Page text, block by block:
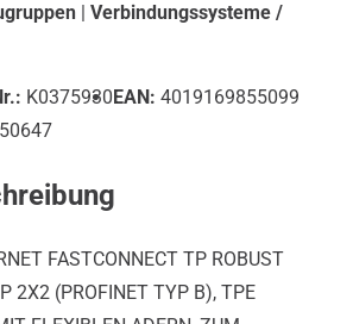
| Verbindungssysteme /
K0375930EAN: 4019169855099
FASTCONNECT TP ROBUST
2X2 (PROFINET TYP B), TPE